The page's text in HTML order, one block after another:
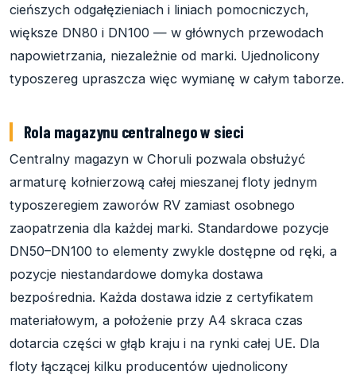
cieńszych odgałęzieniach i liniach pomocniczych,
większe DN80 i DN100 — w głównych przewodach
napowietrzania, niezależnie od marki. Ujednolicony
typoszereg upraszcza więc wymianę w całym taborze.
Rola magazynu centralnego w sieci
Centralny magazyn w Choruli pozwala obsłużyć
armaturę kołnierzową całej mieszanej floty jednym
typoszeregiem zaworów RV zamiast osobnego
zaopatrzenia dla każdej marki. Standardowe pozycje
DN50–DN100 to elementy zwykle dostępne od ręki, a
pozycje niestandardowe domyka dostawa
bezpośrednia. Każda dostawa idzie z certyfikatem
materiałowym, a położenie przy A4 skraca czas
dotarcia części w głąb kraju i na rynki całej UE. Dla
floty łączącej kilku producentów ujednolicony